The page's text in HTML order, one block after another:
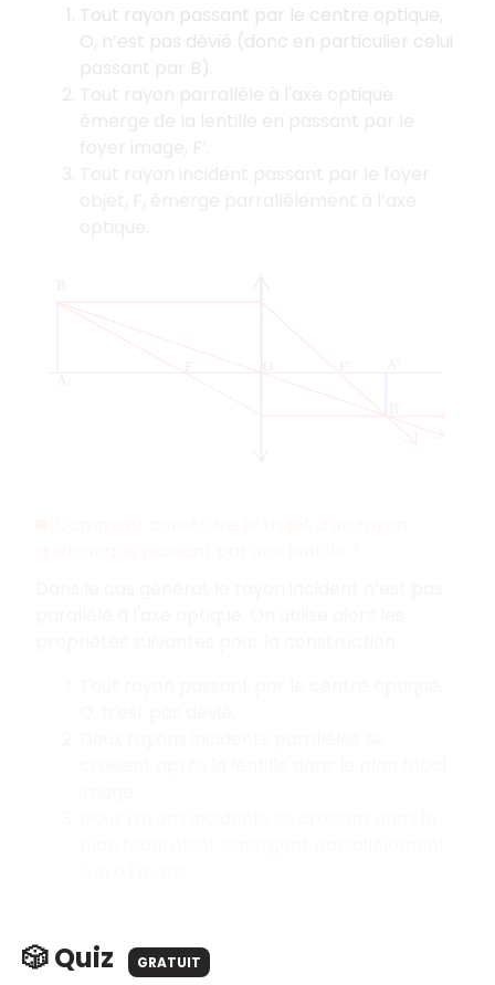
Tout rayon passant par le centre optique,
O, n’est pas dévié (donc en particulier celui
🎲 Quiz GRATUIT